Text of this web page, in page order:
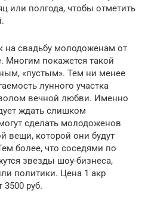
или полгода, чтобы отметить
на свадьбу молодоженам от
Многим покажется такой
«пустым». Тем ни менее
лунного участка
вечной любви. Именно
ждать слишком
сделать молодоженов
вещи, которой они будут
более, что соседями по
звезды шоу-бизнеса,
политики. Цена 1 акр
3500 руб.